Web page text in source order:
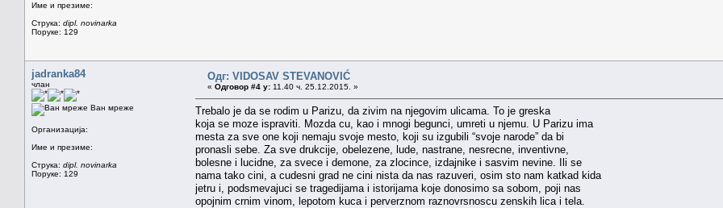
Име и презиме:
Струка: dipl. novinarka
Поруке: 129
jadranka84
члан
Ван мреже
Организација:
Име и презиме:
Струка: dipl. novinarka
Поруке: 129
Одг: VIDOSAV STEVANOVIĆ
« Одговор #4 у: 11.40 ч. 25.12.2015. »
Trebalo je da se rodim u Parizu, da zivim na njegovim ulicama. To je greska
koja se moze ispraviti. Mozda cu, kao i mnogi begunci, umreti u njemu. U Parizu ima
mesta za sve one koji nemaju svoje mesto, koji su izgubili “svoje narode” da bi
pronasli sebe. Za sve drukcije, obelezene, lude, nastrane, nesrecne, inventivne,
bolesne i lucidne, za svece i demone, za zlocince, izdajnike i sasvim nevine. Ili se
nama tako cini, a cudesni grad ne cini nista da nas razuveri, osim sto nam katkad kida
jetru i, podsmevajuci se tragedijama i istorijama koje donosimo sa sobom, poji nas
opojnim crnim vinom, lepotom kuca i perverznom raznovrsnoscu zenskih lica i tela.